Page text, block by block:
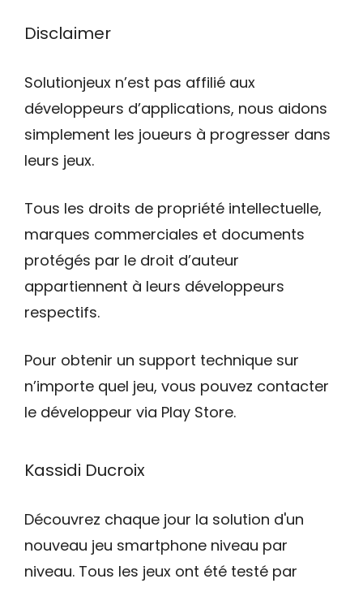
Disclaimer
Solutionjeux n’est pas affilié aux
développeurs d’applications, nous aidons
simplement les joueurs à progresser dans
leurs jeux.
Tous les droits de propriété intellectuelle,
marques commerciales et documents
protégés par le droit d’auteur
appartiennent à leurs développeurs
respectifs.
Pour obtenir un support technique sur
n’importe quel jeu, vous pouvez contacter
le développeur via Play Store.
Kassidi Ducroix
Découvrez chaque jour la solution d'un
nouveau jeu smartphone niveau par
niveau. Tous les jeux ont été testé par